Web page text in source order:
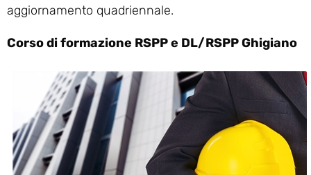
aggiornamento quadriennale.
Corso di formazione RSPP e DL/RSPP Ghigiano